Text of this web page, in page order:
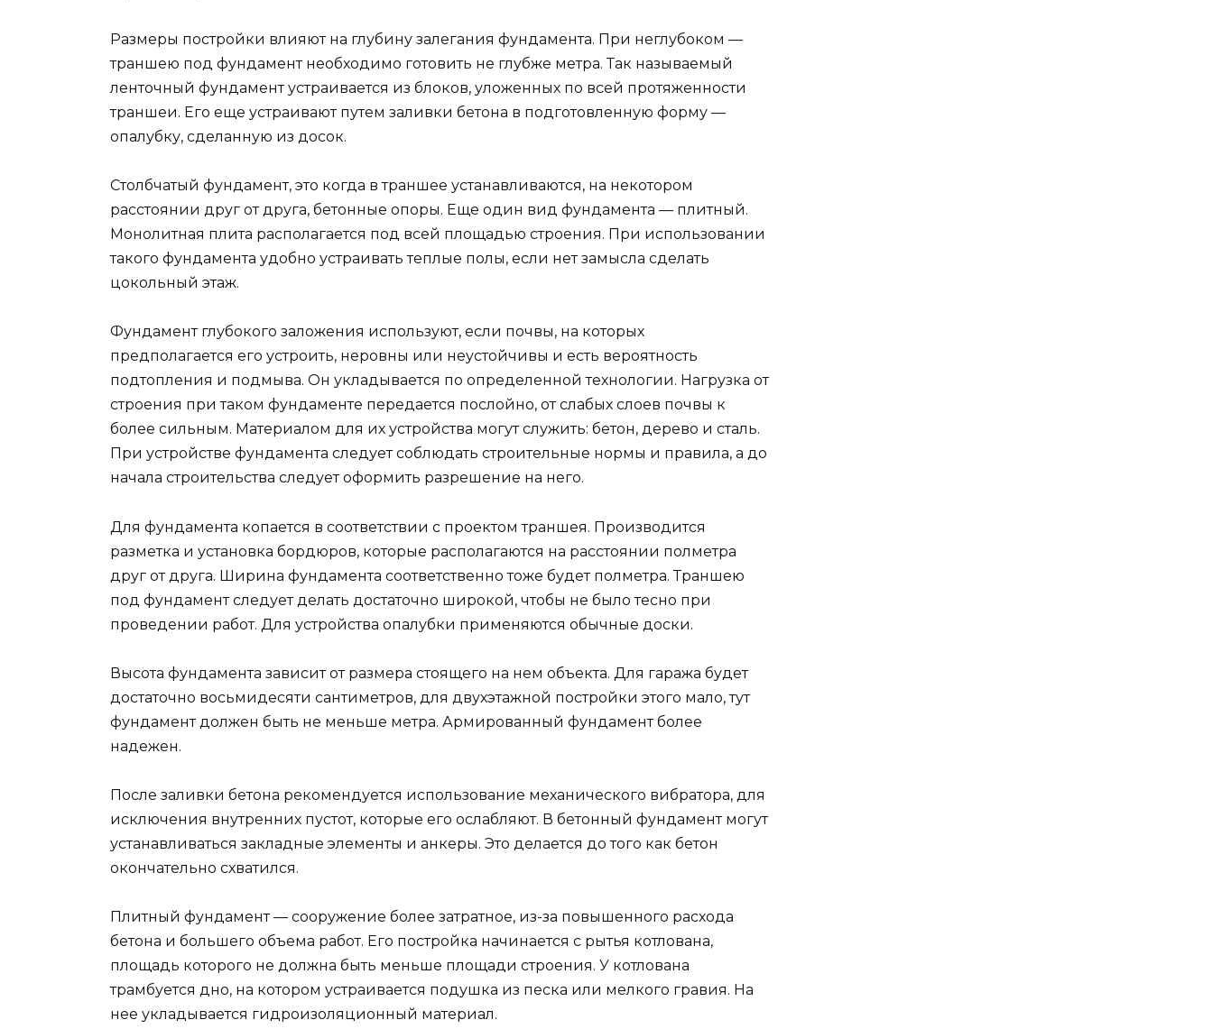
Размеры постройки влияют на глубину залегания фундамента. При неглубоком —
траншею под фундамент необходимо готовить не глубже метра. Так называемый
ленточный фундамент устраивается из блоков, уложенных по всей протяженности
траншеи. Его еще устраивают путем заливки бетона в подготовленную форму —
опалубку, сделанную из досок.
Столбчатый фундамент, это когда в траншее устанавливаются, на некотором
расстоянии друг от друга, бетонные опоры. Еще один вид фундамента — плитный.
Монолитная плита располагается под всей площадью строения. При использовании
такого фундамента удобно устраивать теплые полы, если нет замысла сделать
цокольный этаж.
Фундамент глубокого заложения используют, если почвы, на которых
предполагается его устроить, неровны или неустойчивы и есть вероятность
подтопления и подмыва. Он укладывается по определенной технологии. Нагрузка от
строения при таком фундаменте передается послойно, от слабых слоев почвы к
более сильным. Материалом для их устройства могут служить: бетон, дерево и сталь.
При устройстве фундамента следует соблюдать строительные нормы и правила, а до
начала строительства следует оформить разрешение на него.
Для фундамента копается в соответствии с проектом траншея. Производится
разметка и установка бордюров, которые располагаются на расстоянии полметра
друг от друга. Ширина фундамента соответственно тоже будет полметра. Траншею
под фундамент следует делать достаточно широкой, чтобы не было тесно при
проведении работ. Для устройства опалубки применяются обычные доски.
Высота фундамента зависит от размера стоящего на нем объекта. Для гаража будет
достаточно восьмидесяти сантиметров, для двухэтажной постройки этого мало, тут
фундамент должен быть не меньше метра. Армированный фундамент более
надежен.
После заливки бетона рекомендуется использование механического вибратора, для
исключения внутренних пустот, которые его ослабляют. В бетонный фундамент могут
устанавливаться закладные элементы и анкеры. Это делается до того как бетон
окончательно схватился.
Плитный фундамент — сооружение более затратное, из-за повышенного расхода
бетона и большего объема работ. Его постройка начинается с рытья котлована,
площадь которого не должна быть меньше площади строения. У котлована
трамбуется дно, на котором устраивается подушка из песка или мелкого гравия. На
нее укладывается гидроизоляционный материал.